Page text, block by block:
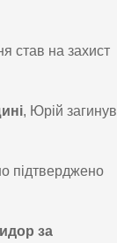
став на захист
, Юрій загинув
підтверджено
за